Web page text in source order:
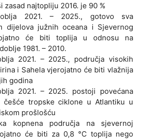
zasad najtopliju 2016. je 90 %
2021. – 2025., gotovo sva
dijelova južnih oceana i Sjevernog
će biti toplija u odnosu na
1981. – 2010.
2021. – 2025., područja visokih
i Sahela vjerojatno će biti vlažnija
godina
2021. – 2025. postoji povećana
češće tropske ciklone u Atlantiku u
prošlošću
kopnena područja na sjevernoj
će biti za 0,8 °C toplija nego